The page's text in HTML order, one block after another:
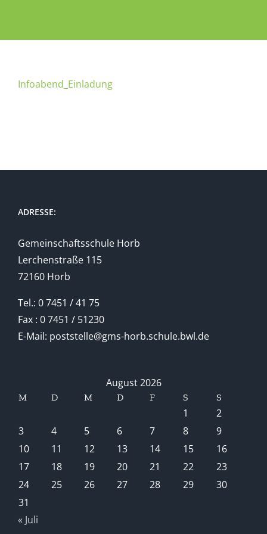
Infoabend_Einladung
ADRESSE:
Gemeinschaftsschule Horb
Lerchenstraße 115
72160 Horb
Tel.: 0 7451 / 41 75
Fax : 0 7451 / 51230
E-Mail: poststelle@gms-horb.schule.bwl.de
August 2026
M D M D F S S
1
2
3
4 5 6 7 8
9
10
11 12 13 14 15
16
17
18 19 20 21 22
23
24
25 26 27 28 29
30
31
« Juli